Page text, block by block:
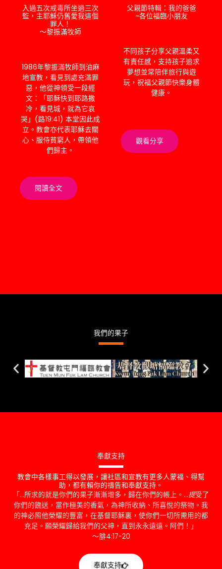
入過五次戒毒所坐過三次
監，主耶穌仍舊愛我這個
罪人！
～黎振滿牧師
1986年黎振滿牧師到油麻
地宣教，看見到處充滿罪
惡，他從神領受一段經
文：「耶穌快到耶路撒
冷，看見城，就為它哀
哭」(路19:41) 本堂因此成
立。教會亦代表耶穌去關
心、服侍貧窮人，帶領他
們歸主。
閱讀全文
父親節特輯：我的爸爸
~各位福臨小朋友
不同孩子分享父親溫柔又
有責任感，支持孩子追求
夢想並常陪伴旅行與遊
玩，祝福父親節快樂身體
健康。
觀看分享
我們的果子
奉獻支持
教會中各樣事工得以發展，讓社區和宣教有更多人蒙福、得幫
助，都有賴你的禱告和奉獻支持。
「…所求的就是你們的果子漸漸增多，歸在你們的帳上。…提受了
你們的餽送，當作極美的香氣，為神所收納、所喜悅的祭物。我
的神必照他榮耀的豐富，在基督耶穌裏，使你們一切所需用的都
充足。願榮耀歸給我們的父神，直到永永遠遠。阿們！」
～腓4:17-20
奉獻支持